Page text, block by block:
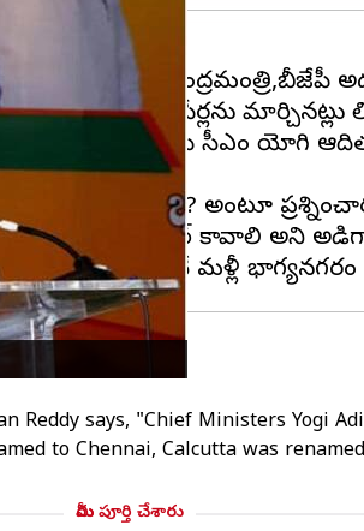
కేంద్రమంత్రి,బీజేపీ
నగరాల పేర్లను మార్చినట్లు
మారుస్తామని యూపీ సీఎం యోగి
మార్చకూడదు? అంటూ
హైదర్ కావాలి అని
Reddy says, "Chief Ministers Yogi
to Chennai, Calcutta was
మీరు పూర్తి చేశారు